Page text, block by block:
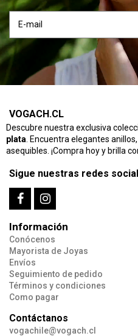
VOGACH.CL
Descubre nuestra exclusiva
plata . Encuentra elegantes
asequibles. ¡Compra hoy y brilla
Sigue nuestras redes
Información
Conócenos
Mayorista de Joyas
Envíos
Seguimiento de pedido
Términos y condiciones
Como pagar
Contáctanos
vogachile@vogach.cl